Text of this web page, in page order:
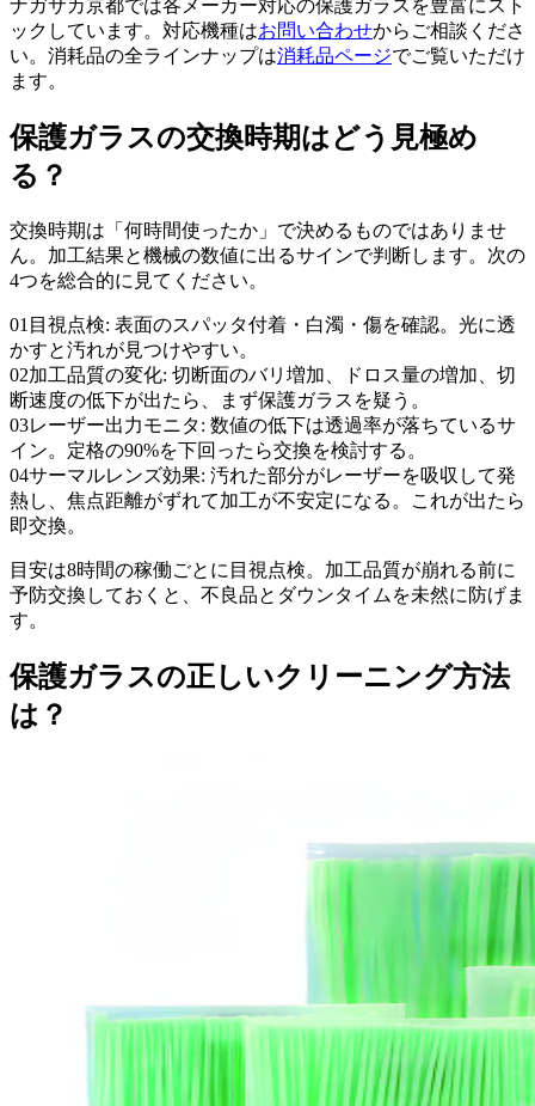
ナガサカ京都では各メーカー対応の保護ガラスを豊富にスト
ックしています。対応機種はお問い合わせからご相談くださ
い。消耗品の全ラインナップは消耗品ページでご覧いただけ
ます。
保護ガラスの交換時期はどう見極め
る？
交換時期は「何時間使ったか」で決めるものではありませ
ん。加工結果と機械の数値に出るサインで判断します。次の
4つを総合的に見てください。
01 目視点検: 表面のスパッタ付着・白濁・傷を確認。光に透
かすと汚れが見つけやすい。
02加工品質の変化: 切断面のバリ増加、ドロス量の増加、切
断速度の低下が出たら、まず保護ガラスを疑う。
03レーザー出力モニタ: 数値の低下は透過率が落ちているサ
イン。定格の90%を下回ったら交換を検討する。
04サーマルレンズ効果: 汚れた部分がレーザーを吸収して発
熱し、焦点距離がずれて加工が不安定になる。これが出たら
即交換。
目安は8時間の稼働ごとに目視点検。加工品質が崩れる前に
予防交換しておくと、不良品とダウンタイムを未然に防げま
す。
保護ガラスの正しいクリーニング方法
は？